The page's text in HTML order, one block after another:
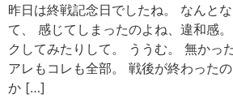
昨日は終戦記念日でしたね。 なんと
て、 感じてしまったのよね、違和感
クしてみたりして。 ううむ。 無かっ
アレもコレも全部。 戦後が終わった
か […]